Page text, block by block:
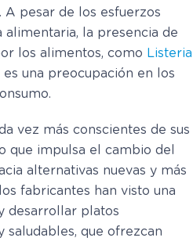
A pesar de los esfuerzos
alimentaria, la presencia de
los alimentos, como Listeria
es una preocupación en los
vez más conscientes de sus
que impulsa el cambio del
alternativas nuevas y más
fabricantes han visto una
desarrollar platos
saludables, que ofrezcan